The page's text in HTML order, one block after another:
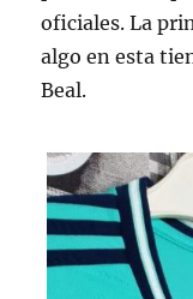
oficiales. La
algo en esta
Beal.